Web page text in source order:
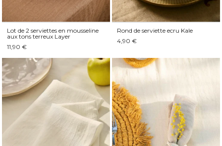
Lot de 2 serviettes en mousseline
aux tons terreux Layer
11,90 €
Rond de serviette ecru Kale
4,90 €